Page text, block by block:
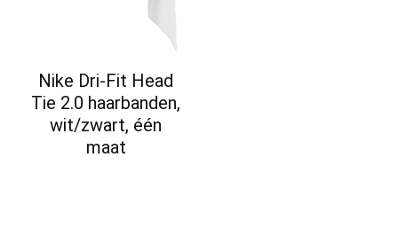
Nike Dri-Fit Head
Tie 2.0 haarbanden,
wit/zwart, één
maat